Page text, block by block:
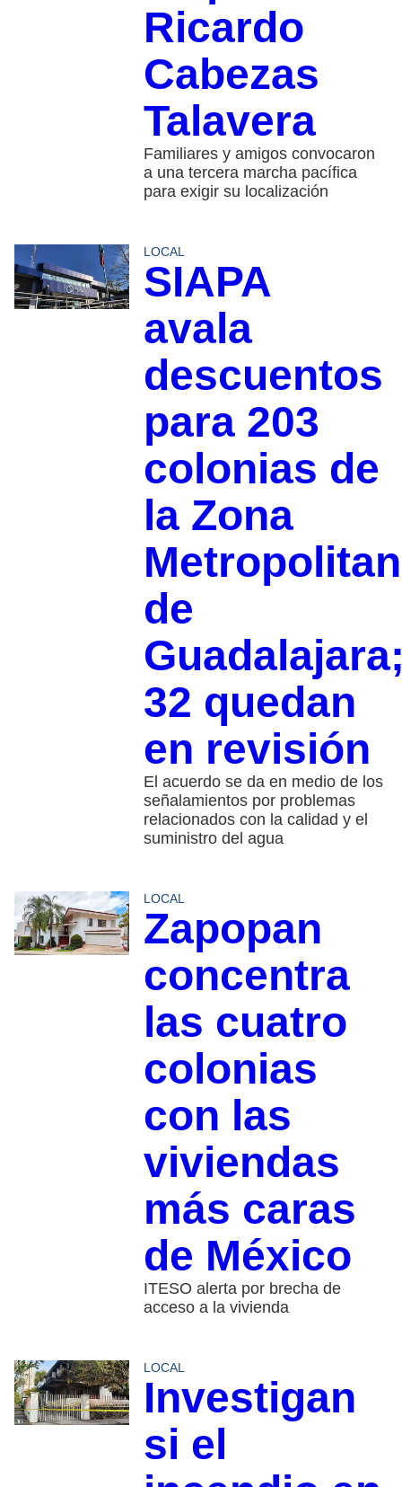
Ricardo
Cabezas
Talavera
Familiares y amigos convocaron
a una tercera marcha pacífica
para exigir su localización
LOCAL
SIAPA
avala
descuentos
para 203
colonias de
la Zona
de
32 quedan
en revisión
El acuerdo se da en medio de los
señalamientos por problemas
relacionados con la calidad y el
suministro del agua
LOCAL
Zapopan
concentra
las cuatro
colonias
con las
viviendas
más caras
de México
ITESO alerta por brecha de
acceso a la vivienda
LOCAL
Investigan
si el